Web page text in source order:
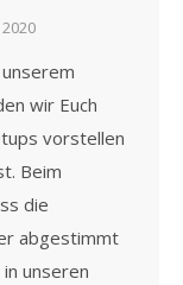
wir Euch
vorstellen
Beim
die
abgestimmt
unseren